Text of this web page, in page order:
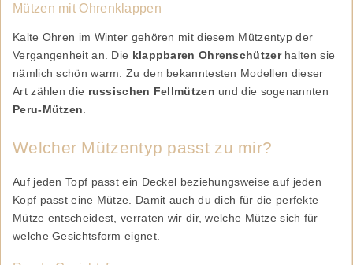
Mützen mit Ohrenklappen
Kalte Ohren im Winter gehören mit diesem Mützentyp der
Vergangenheit an. Die klappbaren Ohrenschützerhalten sie
nämlich schön warm. Zu den bekanntesten Modellen dieser
Art zählen die russischen Fellmützen und die sogenannten
Peru-Mützen
Welcher Mützentyp passt zu mir?
Auf jeden Topf passt ein Deckel beziehungsweise auf jeden
Kopf passt eine Mütze. Damit auch du dich für die perfekte
Mütze entscheidest, verraten wir dir, welche Mütze sich für
welche Gesichtsform eignet.